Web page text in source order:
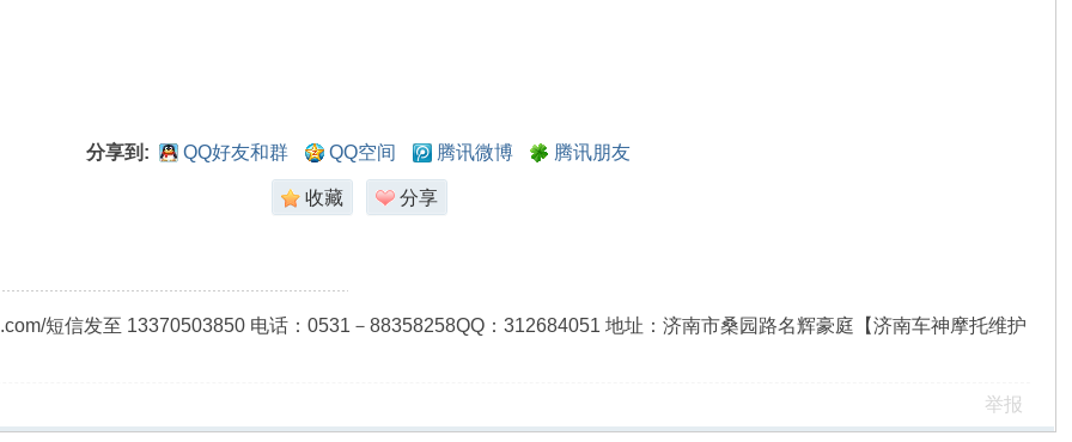
分享到: QQ好友和群 QQ空间 腾讯微博 腾讯朋友
收藏 分享
短信发至 13370503850 电话：0531－88358258QQ：312684051 地址：济南市桑园路名辉豪庭【济南车神摩托维护
举报